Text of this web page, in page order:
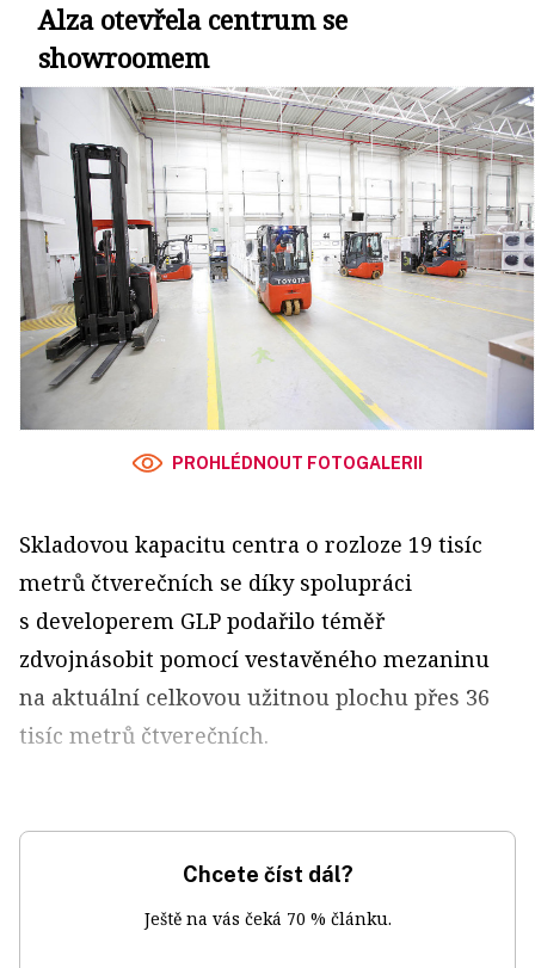
Alza otevřela centrum se
showroomem
PROHLÉDNOUT FOTOGALERII
Skladovou kapacitu centra o rozloze 19 tisíc
metrů čtverečních se díky spolupráci
s developerem GLP podařilo téměř
zdvojnásobit pomocí vestavěného mezaninu
na aktuální celkovou užitnou plochu přes 36
tisíc metrů čtverečních.
Chcete číst dál?
Ještě na vás čeká 70 % článku.